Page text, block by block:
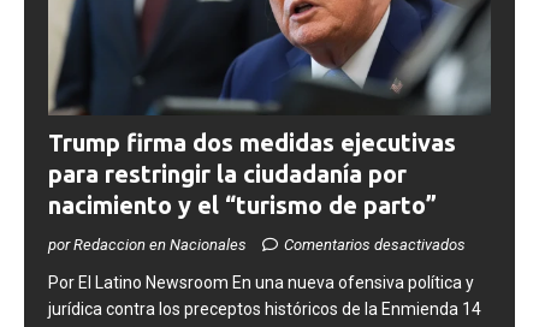
Trump firma dos medidas ejecutivas
para restringir la ciudadanía por
nacimiento y el “turismo de parto”
por Redaccion en Nacionales Comentarios desactivados
​Por El Latino Newsroom ​En una nueva ofensiva política y
jurídica contra los preceptos históricos de la Enmienda 14